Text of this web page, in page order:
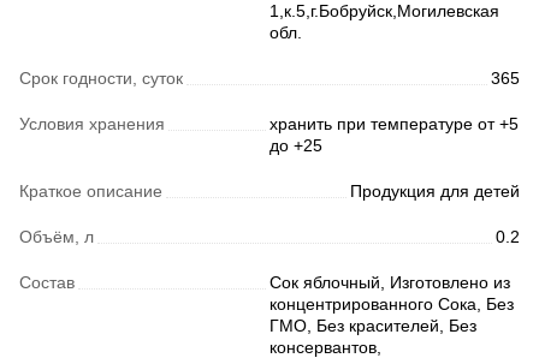
1,к.5,г.Бобруйск,Могилевская
обл.
Срок годности, суток 365
Условия хранения
хранить при температуре от +5
до +25
Краткое описание Продукция для детей
Объём, л 0.2
Состав
Сок яблочный, Изготовлено из
концентрированного Сока, Без
ГМО, Без красителей, Без
консервантов,